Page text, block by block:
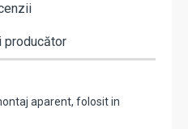
producător
aparent, folosit in